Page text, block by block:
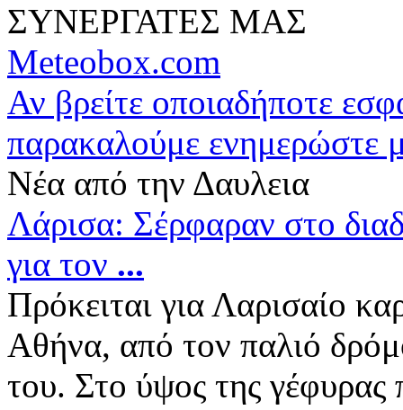
ΣΥΝΕΡΓΑΤΕΣ ΜΑΣ
Meteobox.com
Αν βρείτε οποιαδήποτε
παρακαλούμε ενημερώστε
Νέα από την Δαυλεια
Λάρισα: Σέρφαραν στο
για τον ...
Πρόκειται για Λαρισαίο
Αθήνα, από τον παλιό
του. Στο ύψος της